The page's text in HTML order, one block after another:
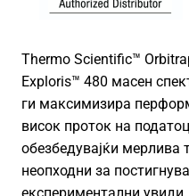
Thermo Scientific™
Exploris™ 480 масен
ги максимизира
висок проток на
обезбедувајќи мерлива
неопходни за